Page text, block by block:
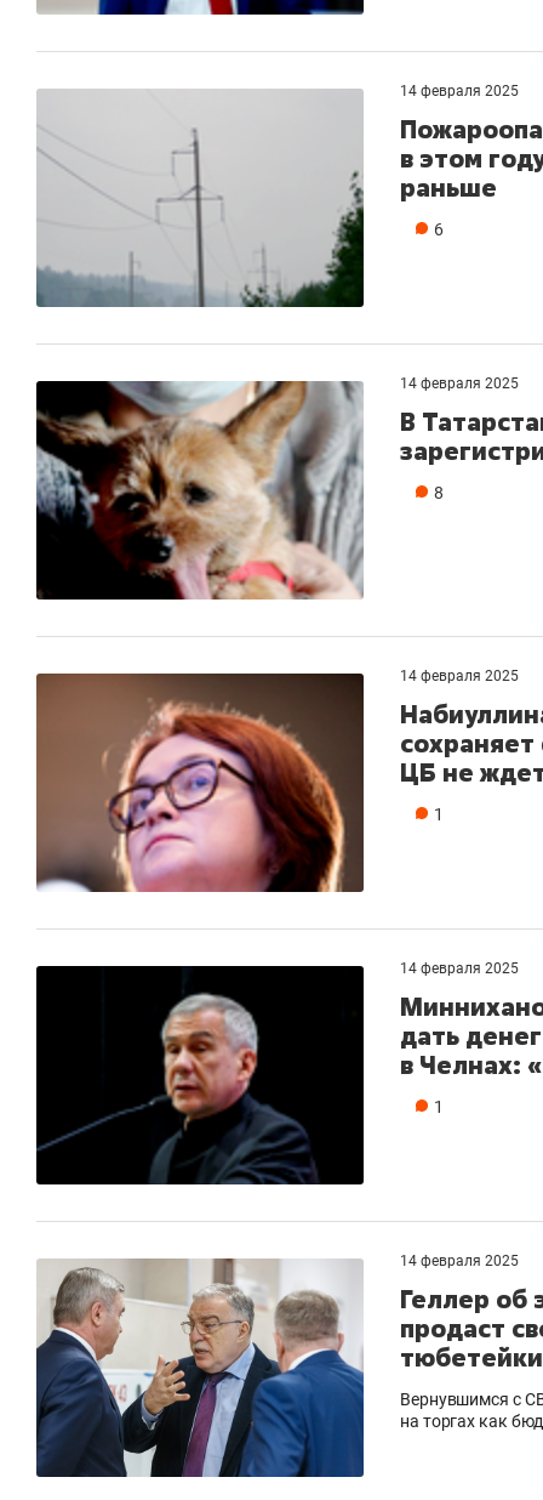
14 февраля 2025
в этом
раньше
6
14 февраля 2025
В
8
14 февраля 2025
ЦБ не
1
14 февраля 2025
дать
в Челнах:
1
14 февраля 2025
Геллер об
продаст
Вернувшимся с
на торгах как